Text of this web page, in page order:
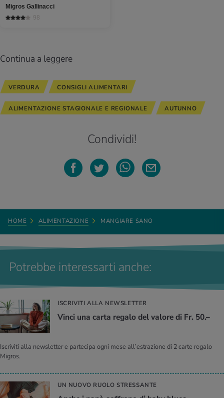
Migros Gallinacci
98
Continua a leggere
VERDURA CONSIGLI ALIMENTARI
ALIMENTAZIONE STAGIONALE E REGIONALE AUTUNNO
Condividi!
HOME ALIMENTAZIONE MANGIARE SANO
Potrebbe interessarti anche:
ISCRIVITI ALLA NEWSLETTER
Vinci una carta regalo del valore di Fr. 50.–
Iscriviti alla newsletter e partecipa ogni mese all’estrazione di 2 carte regalo
Migros.
UN NUOVO RUOLO STRESSANTE